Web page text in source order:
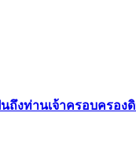
ป็นถึงท่านเจ้าครอบค